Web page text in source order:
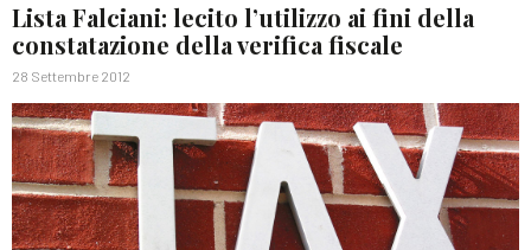
Lista Falciani: lecito l’utilizzo ai fini della
constatazione della verifica fiscale
28 Settembre 2012